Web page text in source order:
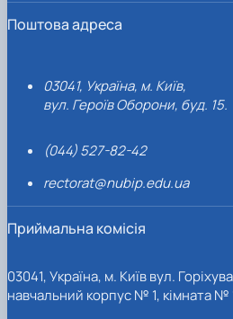
Поштова адреса
03041, Україна, м. Київ,
вул. Героїв Оборони, буд. 15.
(044) 527-82-42
rectorat@nubip.edu.ua
Приймальна комісія
03041, Україна, м. Київ вул.
навчальний корпус № 1, кімната №